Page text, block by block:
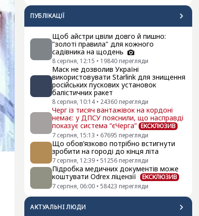
ПУБЛІКАЦІЇ
Щоб айстри цвіли довго й пишно:
"золоті правила" для кожного
садівника на щодень
8 серпня, 12:15 • 19840 перегляди
Маск не дозволив Україні
використовувати Starlink для знищення
російських пускових установок
балістичних ракет
8 серпня, 10:14 • 24360 перегляди
Черг із тисяч вантажівок на кордоні
немає: у ДПСУ пояснили, що насправді
показує система “єЧерга” ЕКСКЛЮЗИВ
7 серпня, 15:13 • 67695 перегляди
Що обов’язково потрібно встигнути
зробити на городі до кінця літа
7 серпня, 12:39 • 51256 перегляди
Підробка медичних документів може
коштувати Odrex ліцензії
ЕКСКЛЮЗИВ
7 серпня, 06:00 • 58423 перегляди
АКТУАЛЬНI ЛЮДИ